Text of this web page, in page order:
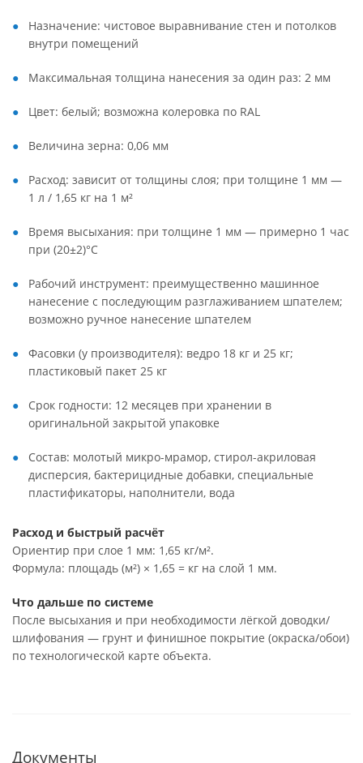
Назначение: чистовое выравнивание стен и потолков
внутри помещений
Максимальная толщина нанесения за один раз: 2 мм
Цвет: белый; возможна колеровка по RAL
Величина зерна: 0,06 мм
Расход: зависит от толщины слоя; при толщине 1 мм —
1 л / 1,65 кг на 1 м²
Время высыхания: при толщине 1 мм — примерно 1 час
при (20±2)°С
Рабочий инструмент: преимущественно машинное
нанесение с последующим разглаживанием шпателем;
возможно ручное нанесение шпателем
Фасовки (у производителя): ведро 18 кг и 25 кг;
пластиковый пакет 25 кг
Срок годности: 12 месяцев при хранении в
оригинальной закрытой упаковке
Состав: молотый микро-мрамор, стирол-акриловая
дисперсия, бактерицидные добавки, специальные
пластификаторы, наполнители, вода
Расход и быстрый расчёт
Ориентир при слое 1 мм: 1,65 кг/м².
Формула: площадь (м²) × 1,65 = кг на слой 1 мм.
Что дальше по системе
После высыхания и при необходимости лёгкой доводки/
шлифования — грунт и финишное покрытие (окраска/обои)
по технологической карте объекта.
Документы